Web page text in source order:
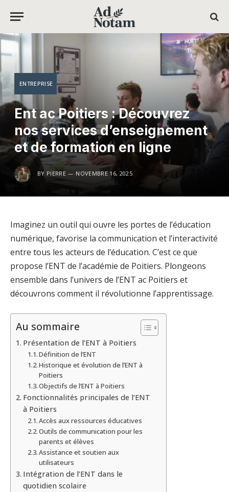
ENTREPRISE
Ent ac Poitiers : Découvrez
nos services d’enseignement
et de formation en ligne
BY PIERRE NOVEMBRE 16, 2025
Imaginez un outil qui ouvre les portes de l’éducation
numérique, favorise la communication et l’interactivité
entre tous les acteurs de l’éducation. C’est ce que
propose l’ENT de l’académie de Poitiers. Plongeons
ensemble dans l’univers de l’ENT ac Poitiers et
découvrons comment il révolutionne l’apprentissage.
Au sommaire
Présentation de l’ENT à Poitiers
Définition de l’ENT
Historique et évolution de l’ENT à
Poitiers
Objectifs de l’ENT à Poitiers
Fonctionnalités principales de l’ENT
à Poitiers
Accès aux ressources éducatives
Outils de communication pour les
parents et élèves
Assistance et soutien aux
utilisateurs
Intégration de l’ENT dans le
quotidien scolaire